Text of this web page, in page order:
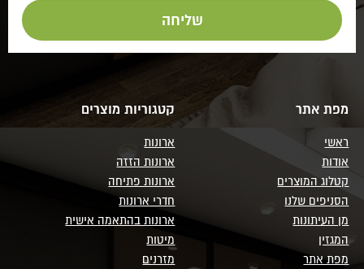
מפת אתר
ראשי
אודות
קטלוג המוצרים
הסניפים שלנו
מן העיתונות
המגזין
מפת אתר
קטגוריות מוצרים
ארונות
ארונות הזזה
ארונות פתיחה
חדרי ארונות
ארונות בהתאמה אישית
מיטות
מזרנים